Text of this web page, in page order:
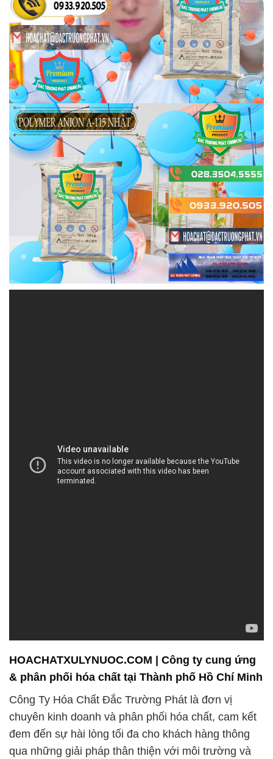
& phân phối hóa chất tại Thành phố Hồ Chí Minh
Công Ty Hóa Chất Đắc Trường Phát là đơn vị
thân thiện với môi trường, nhằm góp phần vào sự
bền vững của ngành công nghiệp.
Danh mục sản phẩm hóa chất của chúng tôi được
nhập khẩu từ các quốc gia nổi tiếng trên thế giới,
đảm bảo chất lượng và đa dạng để đáp ứng mọi
nhu cầu của khách hàng. Trong đó, sản phẩm phèn
nhôm sunfat của chúng tôi được cam kết về chất